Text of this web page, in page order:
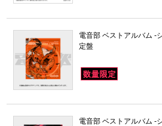
電音部 ベストアルバム -
定盤
電音部 ベストアルバム -